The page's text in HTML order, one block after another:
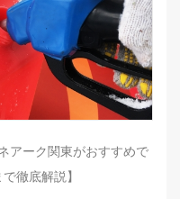
アーク関東がおすすめで
徹底解説】